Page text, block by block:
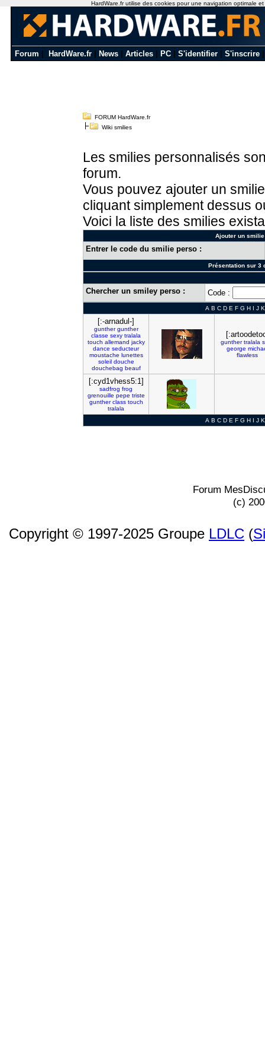
Forum HardWare.fr News Articles PC S'identifier S'inscrire
FORUM HardWare.fr
Wiki smilies
Les smilies personnalisés
forum.
Vous pouvez ajouter un
cliquant simplement dessus
Voici la liste des smilies
Ajouter un
Entrer le code du smilie perso :
Présentation sur 3
Chercher un smiley perso : Code :
A B C D E F G H I J K
[:-arnadul-]
gunther gunther
classe sexy tralala
touch allemand jacky
dance seducteur
moustache lunettes
soleil douche
douchebag beauf
gunther tralala
george
flawless
[:cyd1vhess5:1]
sadfrog frog
grenouille pepe triste
gunther class touch
tralala
A B C D E F G H I J K
Forum
(c)
Copyright © 1997-2025 Groupe LDLC (
HardWare.fr utilise des cookies pour une navigation optimale